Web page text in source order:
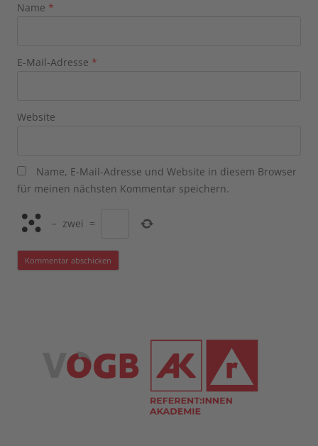
Name *
E-Mail-Adresse *
Website
Name, E-Mail-Adresse und Website in diesem Browser
für meinen nächsten Kommentar speichern.
− zwei =